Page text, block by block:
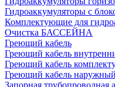
Гидроаккумуляторы с
Комплектующие для
Очистка БАССЕЙНА
Греющий кабель
Греющий кабель
Греющий кабель
Греющий кабель наружный
Запорная трубопроводная